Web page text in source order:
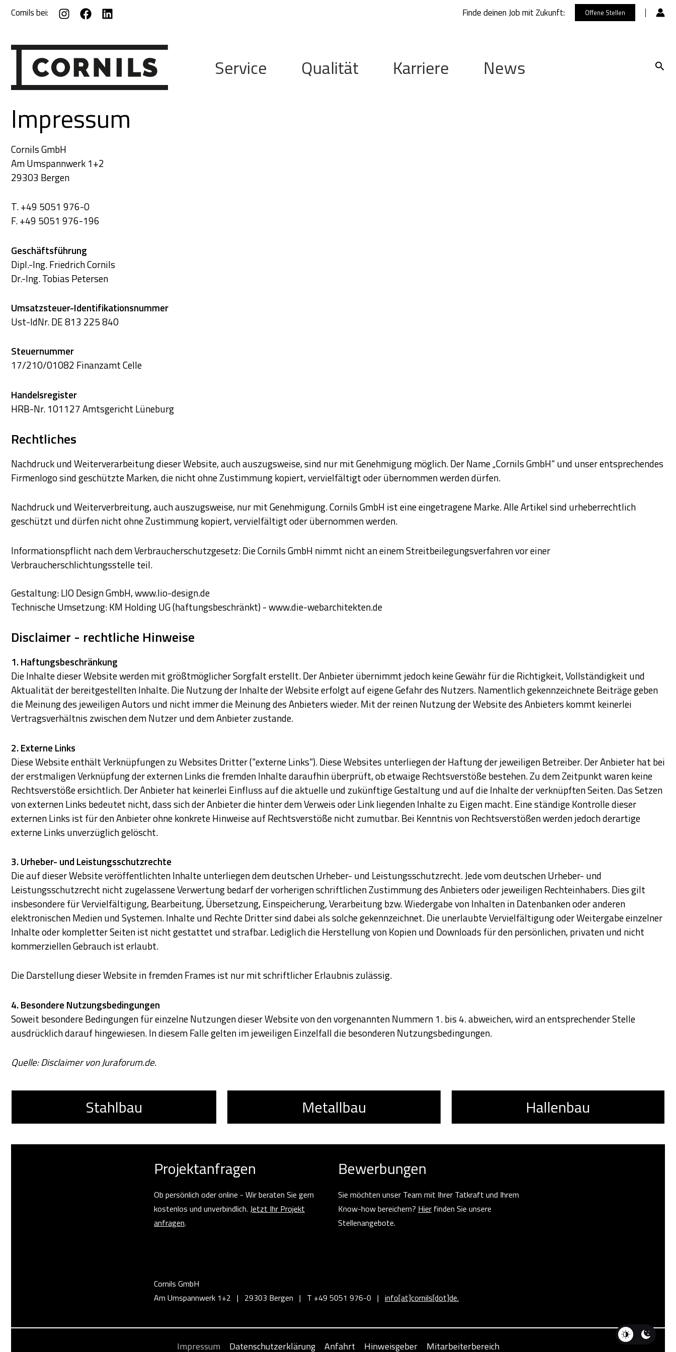
Zum
Inhalt
Cornils bei: Finde deinen Job mit Zukunft: Offene Stellen
Service Qualität Karriere News
Impressum
Cornils GmbH
Am Umspannwerk 1+2
29303 Bergen
T. +49 5051 976-0
F. +49 5051 976-196
Geschäftsführung
Dipl.-Ing. Friedrich Cornils
Dr.-Ing. Tobias Petersen
Umsatzsteuer-Identifikationsnummer
Ust-IdNr. DE 813 225 840
Steuernummer
17/210/01082 Finanzamt Celle
Handelsregister
HRB-Nr. 101127 Amtsgericht Lüneburg
Rechtliches
Nachdruck und Weiterverarbeitung dieser Website, auch auszugsweise, sind nur mit Genehmigung möglich. Der Name „Cornils GmbH“ und unser entsprechendes
Firmenlogo sind geschützte Marken, die nicht ohne Zustimmung kopiert, vervielfältigt oder übernommen werden dürfen.
Nachdruck und Weiterverbreitung, auch auszugsweise, nur mit Genehmigung. Cornils GmbH ist eine eingetragene Marke. Alle Artikel sind urheberrechtlich
geschützt und dürfen nicht ohne Zustimmung kopiert, vervielfältigt oder übernommen werden.
Informationspflicht nach dem Verbraucherschutzgesetz: Die Cornils GmbH nimmt nicht an einem Streitbeilegungsverfahren vor einer
Verbraucherschlichtungsstelle teil.
Gestaltung: LIO Design GmbH, www.lio-design.de
Technische Umsetzung: KM Holding UG (haftungsbeschränkt) - www.die-webarchitekten.de
Disclaimer - rechtliche Hinweise
1. Haftungsbeschränkung
Die Inhalte dieser Website werden mit größtmöglicher Sorgfalt erstellt. Der Anbieter übernimmt jedoch keine Gewähr für die Richtigkeit, Vollständigkeit und
Aktualität der bereitgestellten Inhalte. Die Nutzung der Inhalte der Website erfolgt auf eigene Gefahr des Nutzers. Namentlich gekennzeichnete Beiträge geben
die Meinung des jeweiligen Autors und nicht immer die Meinung des Anbieters wieder. Mit der reinen Nutzung der Website des Anbieters kommt keinerlei
Vertragsverhältnis zwischen dem Nutzer und dem Anbieter zustande.
2. Externe Links
Diese Website enthält Verknüpfungen zu Websites Dritter ("externe Links"). Diese Websites unterliegen der Haftung der jeweiligen Betreiber. Der Anbieter hat bei
der erstmaligen Verknüpfung der externen Links die fremden Inhalte daraufhin überprüft, ob etwaige Rechtsverstöße bestehen. Zu dem Zeitpunkt waren keine
Rechtsverstöße ersichtlich. Der Anbieter hat keinerlei Einfluss auf die aktuelle und zukünftige Gestaltung und auf die Inhalte der verknüpften Seiten. Das Setzen
von externen Links bedeutet nicht, dass sich der Anbieter die hinter dem Verweis oder Link liegenden Inhalte zu Eigen macht. Eine ständige Kontrolle dieser
externen Links ist für den Anbieter ohne konkrete Hinweise auf Rechtsverstöße nicht zumutbar. Bei Kenntnis von Rechtsverstößen werden jedoch derartige
externe Links unverzüglich gelöscht.
3. Urheber- und Leistungsschutzrechte
Die auf dieser Website veröffentlichten Inhalte unterliegen dem deutschen Urheber- und Leistungsschutzrecht. Jede vom deutschen Urheber- und
Leistungsschutzrecht nicht zugelassene Verwertung bedarf der vorherigen schriftlichen Zustimmung des Anbieters oder jeweiligen Rechteinhabers. Dies gilt
insbesondere für Vervielfältigung, Bearbeitung, Übersetzung, Einspeicherung, Verarbeitung bzw. Wiedergabe von Inhalten in Datenbanken oder anderen
elektronischen Medien und Systemen. Inhalte und Rechte Dritter sind dabei als solche gekennzeichnet. Die unerlaubte Vervielfältigung oder Weitergabe einzelner
Inhalte oder kompletter Seiten ist nicht gestattet und strafbar. Lediglich die Herstellung von Kopien und Downloads für den persönlichen, privaten und nicht
kommerziellen Gebrauch ist erlaubt.
Die Darstellung dieser Website in fremden Frames ist nur mit schriftlicher Erlaubnis zulässig.
4. Besondere Nutzungsbedingungen
Soweit besondere Bedingungen für einzelne Nutzungen dieser Website von den vorgenannten Nummern 1. bis 4. abweichen, wird an entsprechender Stelle
ausdrücklich darauf hingewiesen. In diesem Falle gelten im jeweiligen Einzelfall die besonderen Nutzungsbedingungen.
Quelle: Disclaimer von Juraforum.de.
Stahlbau Metallbau Hallenbau
Projektanfragen
Ob persönlich oder online - Wir beraten Sie gern
kostenlos und unverbindlich. Jetzt Ihr Projekt
anfragen.
Bewerbungen
Sie möchten unser Team mit Ihrer Tatkraft und Ihrem
Know-how bereichern? Hier finden Sie unsere
Stellenangebote.
Cornils GmbH
Am Umspannwerk 1+2 | 29303 Bergen | T +49 5051 976-0 | info[at]cornils[dot]de.
Impressum Datenschutzerklärung Anfahrt Hinweisgeber Mitarbeiterbereich